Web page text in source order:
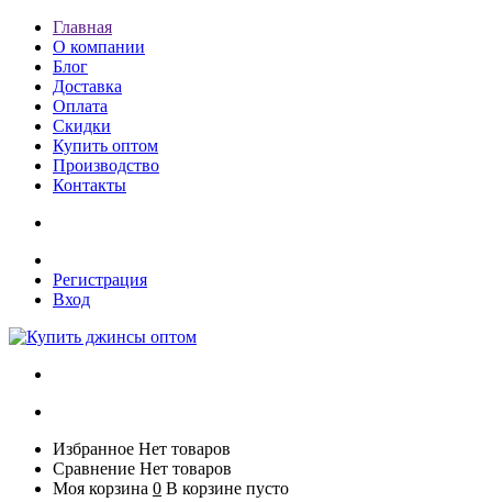
Главная
О компании
Блог
Доставка
Оплата
Скидки
Купить оптом
Производство
Контакты
Регистрация
Вход
Избранное Нет товаров
Сравнение Нет товаров
Моя корзина 0 В корзине пусто